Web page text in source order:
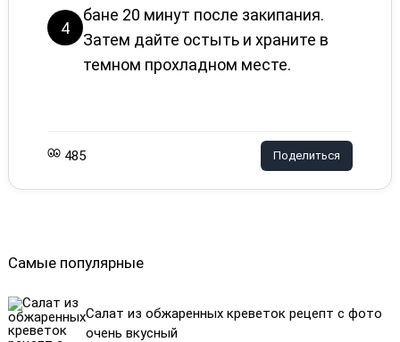
Самые популярные
Салат из обжаренных креветок рецепт с фото
очень вкусный
4
бане 20 минут после закипания.
Затем дайте остыть и храните в
темном прохладном месте.
485 Поделиться